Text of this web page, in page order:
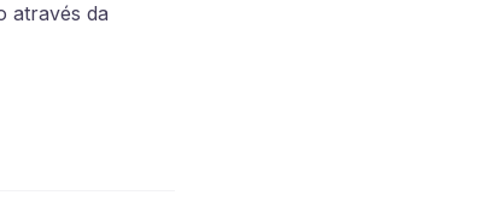
através da